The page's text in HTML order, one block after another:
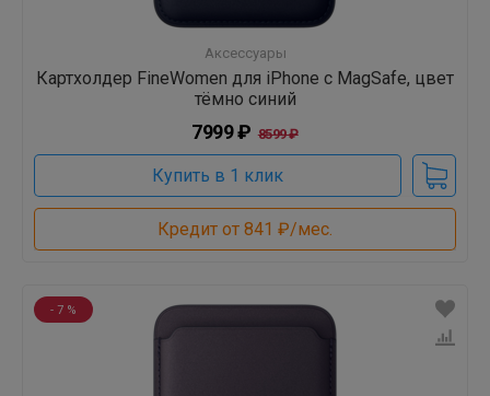
Аксессуары
Картхолдер FineWomen для iPhone с MagSafe, цвет
тёмно синий
7999 ₽ 8599 ₽
Купить в 1 клик
Кредит от 841 ₽/мес.
- 7 %